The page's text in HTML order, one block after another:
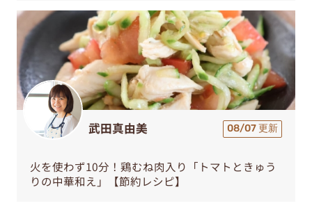
武田真由美 08/07 更新
火を使わず10分！鶏むね肉入り「トマトときゅう
りの中華和え」【節約レシピ】